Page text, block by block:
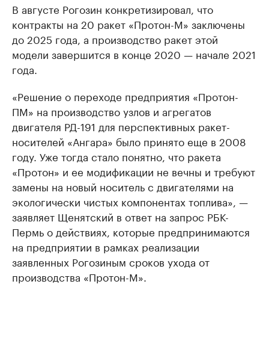
В августе Рогозин конкретизировал, что
контракты на 20 ракет «Протон-М» заключены
до 2025 года, а производство ракет этой
модели завершится в конце 2020 — начале 2021
года.
«Решение о переходе предприятия «Протон-
ПМ» на производство узлов и агрегатов
двигателя РД-191 для перспективных ракет-
носителей «Ангара» было принято еще в 2008
году. Уже тогда стало понятно, что ракета
«Протон» и ее модификации не вечны и требуют
замены на новый носитель с двигателями на
экологически чистых компонентах топлива», —
заявляет Щенятский в ответ на запрос РБК-
Пермь о действиях, которые предпринимаются
на предприятии в рамках реализации
заявленных Рогозиным сроков ухода от
производства «Протон-М».